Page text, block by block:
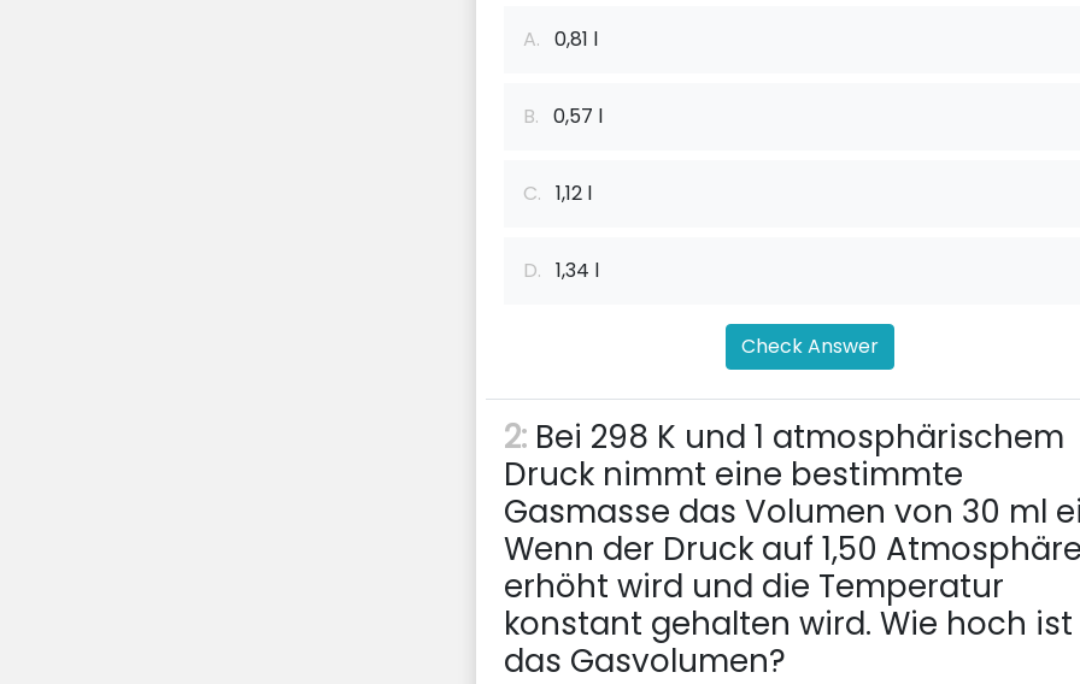
A. 0,81 l
B. 0,57 l
C. 1,12 l
D. 1,34 l
Check Answer
2: Bei 298 K und 1 atmosphärischem
Druck nimmt eine bestimmte
Gasmasse das Volumen von 30 ml
Wenn der Druck auf 1,50
erhöht wird und die Temperatur
konstant gehalten wird. Wie hoch ist
das Gasvolumen?